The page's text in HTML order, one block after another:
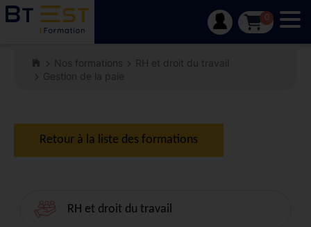
0
Nos formations
RH et droit du travail
Gestion de la paie
Retour à la liste des formations
RH et droit du travail